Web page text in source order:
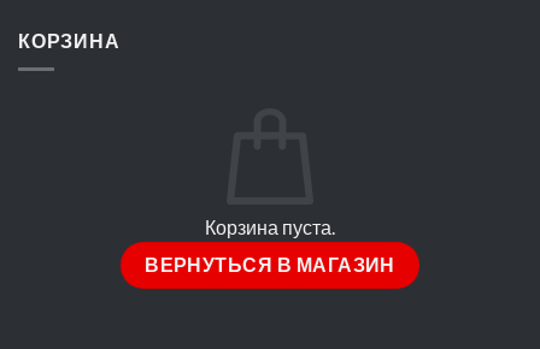
КОРЗИНА
Корзина пуста.
ВЕРНУТЬСЯ В МАГАЗИН